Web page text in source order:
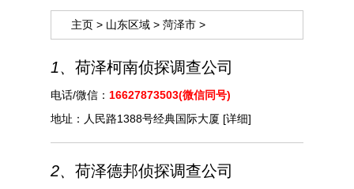
主页 > 山东区域 > 菏泽市 >
1、 荷泽柯南侦探调查公司
电话/微信： 16627873503(微信同号)
地址： 人民路1388号经典国际大厦 [详细]
2、 荷泽德邦侦探调查公司